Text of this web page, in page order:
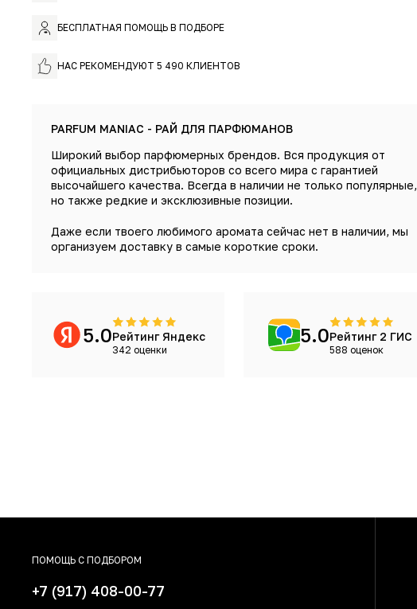
БЕСПЛАТНАЯ ПОМОЩЬ В ПОДБОРЕ
НАС РЕКОМЕНДУЮТ 5 490 КЛИЕНТОВ
PARFUM MANIAC - РАЙ ДЛЯ ПАРФЮМАНОВ
Широкий выбор парфюмерных брендов. Вся продукция от
официальных дистрибьюторов со всего мира с гарантией
высочайшего качества. Всегда в наличии не только популярные,
но также редкие и эксклюзивные позиции.
Даже если твоего любимого аромата сейчас нет в наличии, мы
организуем доставку в самые короткие сроки.
5.0Рейтинг Яндекс
342 оценки
5.0Рейтинг 2 ГИС
588 оценок
ПОМОЩЬ С ПОДБОРОМ
+7 (917) 408-00-77